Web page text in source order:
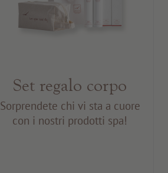
Set regalo corpo
Sorprendete chi vi sta a cuore
con i nostri prodotti spa!